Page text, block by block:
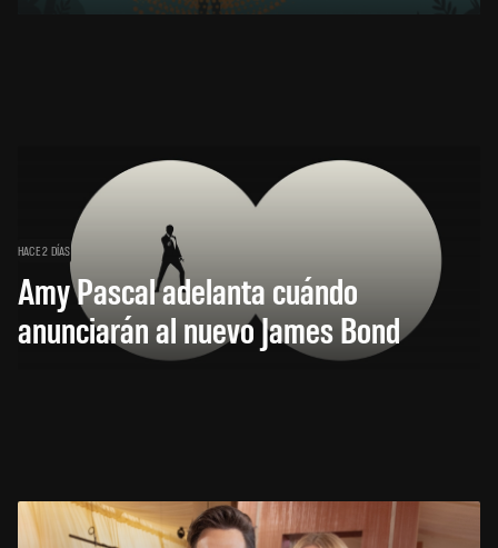
HACE 2 DÍAS
Amy Pascal adelanta cuándo
anunciarán al nuevo James Bond